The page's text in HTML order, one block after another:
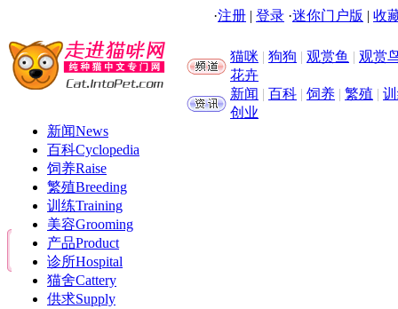
·注册 | 登录 ·迷你门户版 | 收
猫咪 | 狗狗 | 观赏鱼 | 观赏
花卉
新闻 | 百科 | 饲养 | 繁殖 |
创业
新闻News
百科Cyclopedia
饲养Raise
繁殖Breeding
训练Training
美容Grooming
产品Product
诊所Hospital
猫舍Cattery
供求Supply